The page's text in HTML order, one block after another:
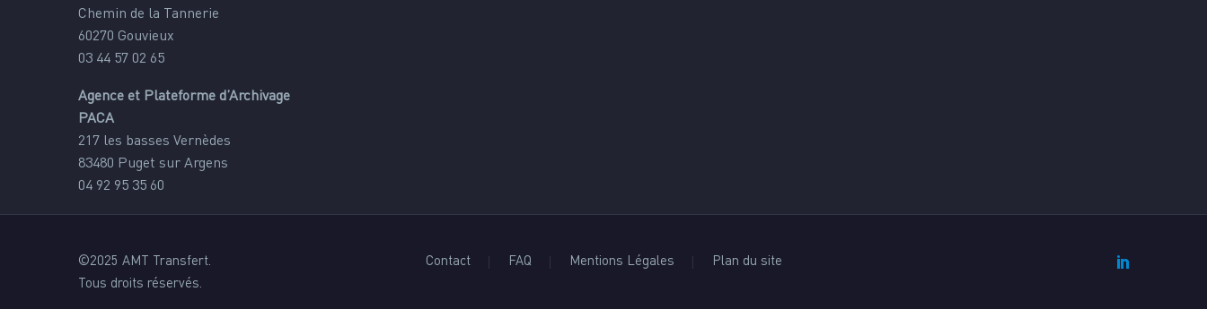
Chemin de la Tannerie
60270 Gouvieux
03 44 57 02 65
Agence et Plateforme d’Archivage
PACA
217 les basses Vernèdes
83480 Puget sur Argens
04 92 95 35 60
Contact FAQ Mentions Légales Plan du site
©2025 AMT Transfert.
Tous droits réservés.